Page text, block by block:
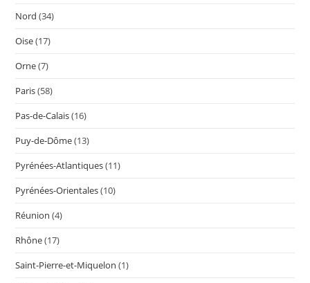
Nord (34)
Oise(17)
Orne(7)
Paris(58)
Pas-de-Calais(16)
Puy-de-Dôme(13)
Pyrénées-Atlantiques(11)
Pyrénées-Orientales(10)
Réunion (4)
Rhône(17)
Saint-Pierre-et-Miquelon (1)